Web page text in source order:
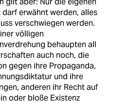
darf erwähnt werden, alles
verschwiegen werden.
völligen
behaupten all
auch noch, die
gegen ihre Propaganda,
und ihre
anderen ihr Recht auf
oder bloße Existenz